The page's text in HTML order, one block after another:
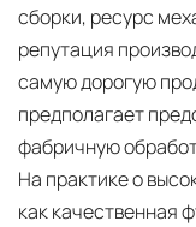
сборки, ресурс
репутация
самую дорогую
предполагает
фабричную
На практике о
как качественная